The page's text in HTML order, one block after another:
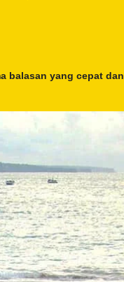
balasan yang cepat dan